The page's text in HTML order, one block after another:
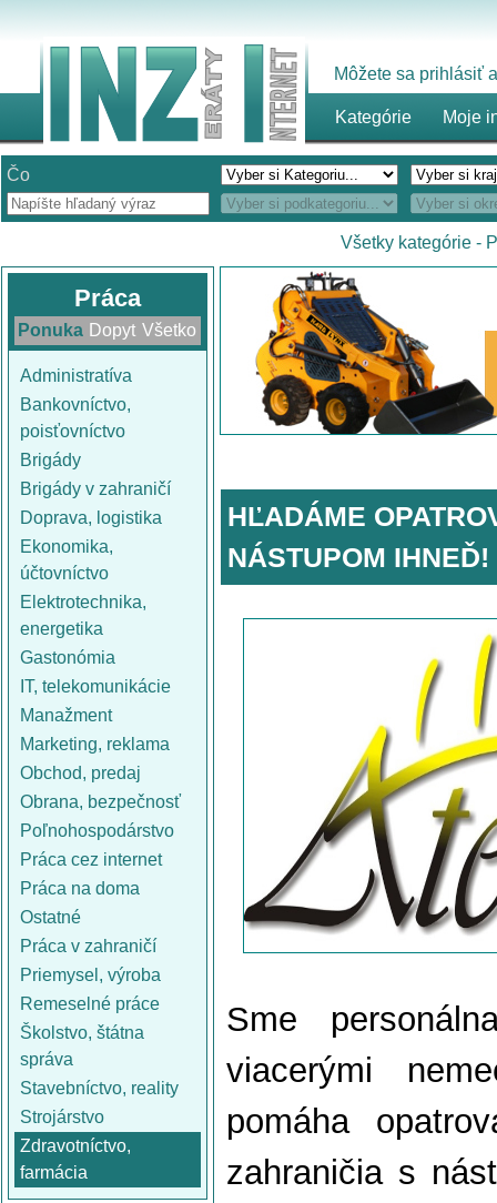
Môžete sa prihlásiť
Kategórie Moje
Čo
Všetky kategórie -
Práca
Ponuka Dopyt Všetko
Administratíva
Bankovníctvo,
poisťovníctvo
Brigády
Brigády v zahraničí
Doprava, logistika
Ekonomika,
účtovníctvo
Elektrotechnika,
energetika
Gastonómia
IT, telekomunikácie
Manažment
Marketing, reklama
Obchod, predaj
Obrana, bezpečnosť
Poľnohospodárstvo
Práca cez internet
Práca na doma
Ostatné
Práca v zahraničí
Priemysel, výroba
Remeselné práce
Školstvo, štátna
správa
Stavebníctvo, reality
Strojárstvo
Zdravotníctvo,
farmácia
HĽADÁME
NÁSTUPOM IHNEĎ!
Sme
viacerými
pomáha
zahraničia s